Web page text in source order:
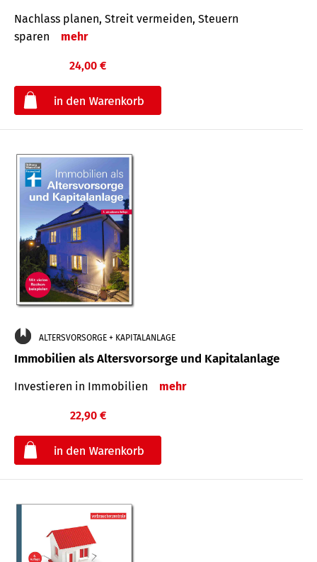
Nachlass planen, Streit vermeiden, Steuern
sparen
mehr
24,00 €
ALTERSVORSORGE + KAPITALANLAGE
Immobilien als Altersvorsorge und Kapitalanlage
Investieren in Immobilien mehr
22,90 €